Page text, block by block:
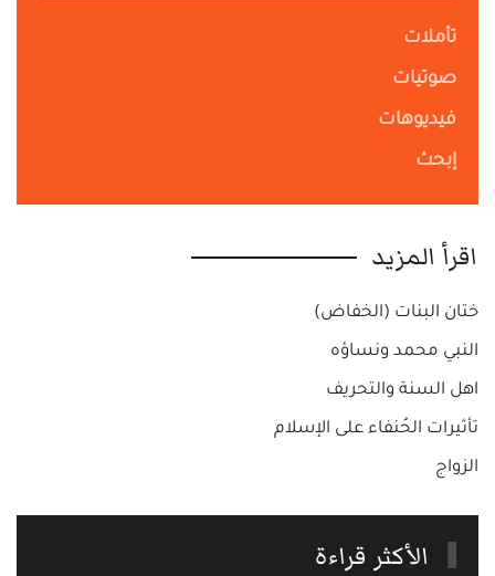
تأملات
صوتيات
فيديوهات
إبحث
اقرأ المزيد
ختان البنات (الخفاض)
النبي محمد ونساؤه
اهل السنة والتحريف
تأثيرات الحُنفاء على الإسلام
الزواج
الأكثر قراءة